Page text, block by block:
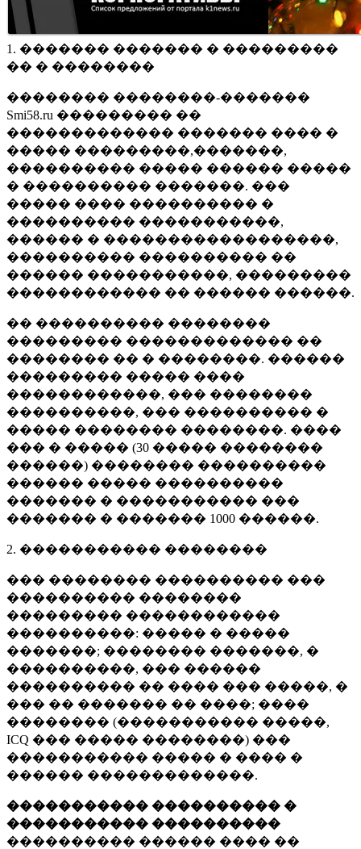
1. ������� ������� � ���������
�� � ��������
�������� ��������-�������
Smi58.ru ��������� ��
������������� ������� ���� �
����� ���������,�������,
���������� ����� ������ �����
� ���������� �������. ���
����� ���� ���������� �
���������� �����������,
������ � ������������������,
���������� ���������� ��
������ �����������, ���������
������������ �� ������ ������.
�� ���������� ��������
��������� ������������� ��
�������� �� � ��������. ������
��������� ����� ����
������������, ��� ��������
����������, ��� ���������� �
����� �������� ��������. ����
��� � ����� (30 ����� ��������
������) �������� ����������
������ ����� ����������
������� � ����������� ���
������� � ������� 1000 ������.
2. ����������� ��������
��� �������� ���������� ���
���������� ��������
��������� ������������
����������: ����� � �����
�������; �������� �������, �
����������, ��� ������
���������� �� ���� ��� �����, �
��� �� ������� �� ����; ����
�������� (����������� �����,
ICQ ��� ����� ��������) ���
����������� ����� � ���� �
������ �������������.
����������� ���������� �
����������� ����������
���������� ������ ���� ��